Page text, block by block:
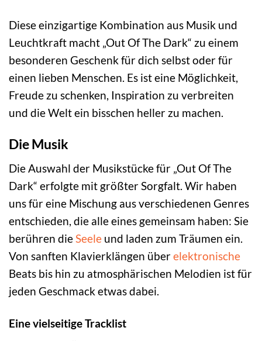
Diese einzigartige Kombination aus Musik und
Leuchtkraft macht „Out Of The Dark“ zu einem
besonderen Geschenk für dich selbst oder für
einen lieben Menschen. Es ist eine Möglichkeit,
Freude zu schenken, Inspiration zu verbreiten
und die Welt ein bisschen heller zu machen.
Die Musik
Die Auswahl der Musikstücke für „Out Of The
Dark“ erfolgte mit größter Sorgfalt. Wir haben
uns für eine Mischung aus verschiedenen Genres
entschieden, die alle eines gemeinsam haben: Sie
berühren dieSeele und laden zum Träumen ein.
Von sanften Klavierklängen überelektronische
Beats bis hin zu atmosphärischen Melodien ist für
jeden Geschmack etwas dabei.
Eine vielseitige Tracklist